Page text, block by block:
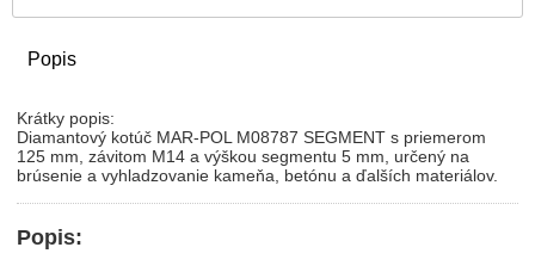
Popis
Krátky popis:
Diamantový kotúč MAR-POL M08787 SEGMENT s priemerom
125 mm, závitom M14 a výškou segmentu 5 mm, určený na
brúsenie a vyhladzovanie kameňa, betónu a ďalších materiálov.
Popis: